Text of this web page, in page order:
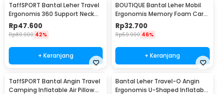
TaffSPORT Bantal Leher Travel
Ergonomis 360 Support Neck
Pillow - NF302
Rp47.600
Rp80.900 42%
+ Keranjang
BOUTIQUE Bantal Leher Mobil
Ergonomis Memory Foam Car
Headrest Pillow - CAR247
Rp32.700
Rp59.900 46%
+ Keranjang
TaffSPORT Bantal Angin Travel
Camping Inflatable Air Pillow
Bantal Leher Travel-O Angin
Ergonomis U-Shaped Inflatable